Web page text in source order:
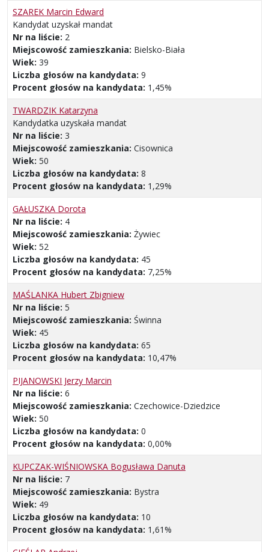
SZAREK Marcin Edward
Kandydat uzyskał mandat
Nr na liście: 2
Miejscowość zamieszkania: Bielsko-Biała
Wiek: 39
Liczba głosów na kandydata: 9
Procent głosów na kandydata: 1,45%
TWARDZIK Katarzyna
Kandydatka uzyskała mandat
Nr na liście: 3
Miejscowość zamieszkania: Cisownica
Wiek: 50
Liczba głosów na kandydata: 8
Procent głosów na kandydata: 1,29%
GAŁUSZKA Dorota
Nr na liście: 4
Miejscowość zamieszkania: Żywiec
Wiek: 52
Liczba głosów na kandydata: 45
Procent głosów na kandydata: 7,25%
MAŚLANKA Hubert Zbigniew
Nr na liście: 5
Miejscowość zamieszkania: Świnna
Wiek: 45
Liczba głosów na kandydata: 65
Procent głosów na kandydata: 10,47%
PIJANOWSKI Jerzy Marcin
Nr na liście: 6
Miejscowość zamieszkania: Czechowice-Dziedzice
Wiek: 50
Liczba głosów na kandydata: 0
Procent głosów na kandydata: 0,00%
KUPCZAK-WIŚNIOWSKA Bogusława Danuta
Nr na liście: 7
Miejscowość zamieszkania: Bystra
Wiek: 49
Liczba głosów na kandydata: 10
Procent głosów na kandydata: 1,61%